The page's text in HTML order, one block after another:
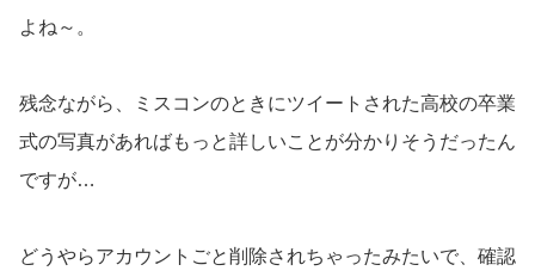
よね～。
残念ながら、ミスコンのときにツイートされた高校の卒業
式の写真があればもっと詳しいことが分かりそうだったん
ですが…
どうやらアカウントごと削除されちゃったみたいで、確認